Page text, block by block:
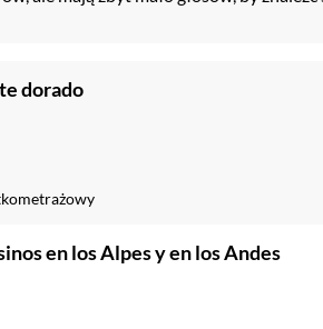
dorado
en los Alpes y en los Andes